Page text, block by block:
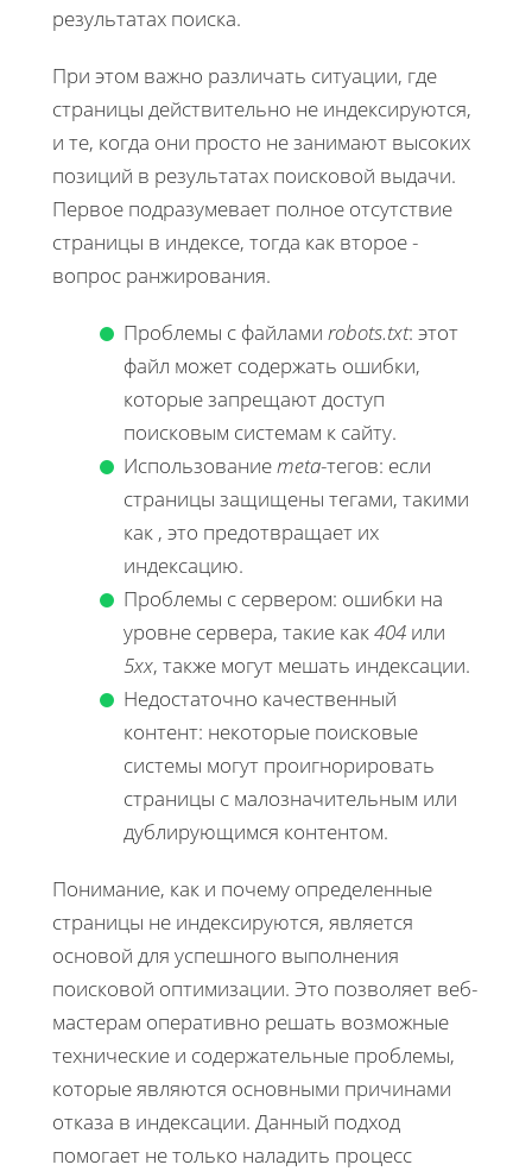
результатах поиска.
При этом важно различать ситуации, где
страницы действительно не индексируются,
и те, когда они просто не занимают высоких
позиций в результатах поисковой выдачи.
Первое подразумевает полное отсутствие
страницы в индексе, тогда как второе -
вопрос ранжирования.
Проблемы с файлами robots.txt: этот
файл может содержать ошибки,
которые запрещают доступ
поисковым системам к сайту.
Использованиеmeta-тегов: если
страницы защищены тегами, такими
как , это предотвращает их
индексацию.
Проблемы с сервером: ошибки на
уровне сервера, такие как404 или
5xx, также могут мешать индексации.
Недостаточно качественный
контент: некоторые поисковые
системы могут проигнорировать
страницы с малозначительным или
дублирующимся контентом.
Понимание, как и почему определенные
страницы не индексируются, является
основой для успешного выполнения
поисковой оптимизации. Это позволяет веб-
мастерам оперативно решать возможные
технические и содержательные проблемы,
которые являются основными причинами
отказа в индексации. Данный подход
помогает не только наладить процесс